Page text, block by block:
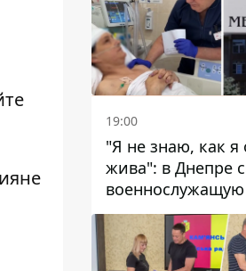
19:00
"Я не знаю, как я
жива": в Днепре
четверых детей,
ранил КАБ